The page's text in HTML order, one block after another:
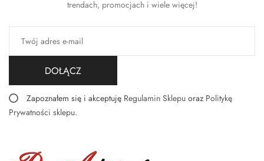
trendach, promocjach i wiele więcej!
DOŁĄCZ
Zapoznałem się i akceptuję Regulamin Sklepu oraz Politykę
Prywatności sklepu.